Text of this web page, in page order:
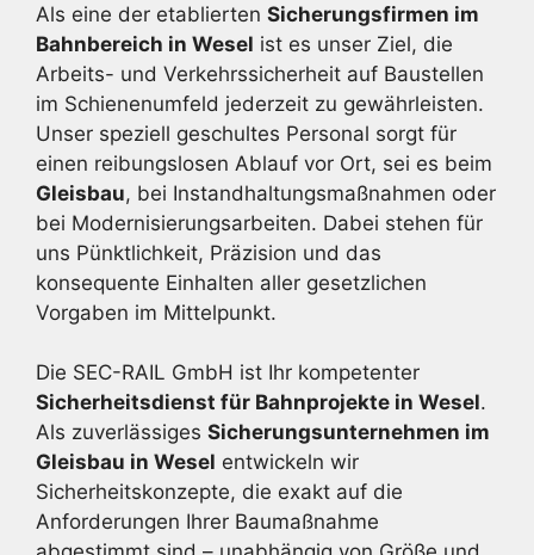
Als eine der etablierten Sicherungsfirmen im
Bahnbereich in Wesel ist es unser Ziel, die
Arbeits- und Verkehrssicherheit auf Baustellen
im Schienenumfeld jederzeit zu gewährleisten.
Unser speziell geschultes Personal sorgt für
einen reibungslosen Ablauf vor Ort, sei es beim
Gleisbau, bei Instandhaltungsmaßnahmen oder
bei Modernisierungsarbeiten. Dabei stehen für
uns Pünktlichkeit, Präzision und das
konsequente Einhalten aller gesetzlichen
Vorgaben im Mittelpunkt.
Die SEC-RAIL GmbH ist Ihr kompetenter
Sicherheitsdienst für Bahnprojekte in Wesel.
Als zuverlässiges Sicherungsunternehmen im
Gleisbau in Wesel entwickeln wir
Sicherheitskonzepte, die exakt auf die
Anforderungen Ihrer Baumaßnahme